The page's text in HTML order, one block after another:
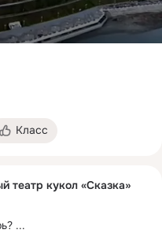
Класс
театр кукол «Сказка»
...